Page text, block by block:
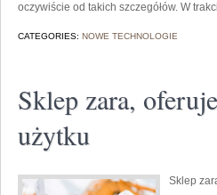
oczywiście od takich szczegółów. W
CATEGORIES: NOWE TECHNOLOGIE
Sklep zara,
użytku
Sklep